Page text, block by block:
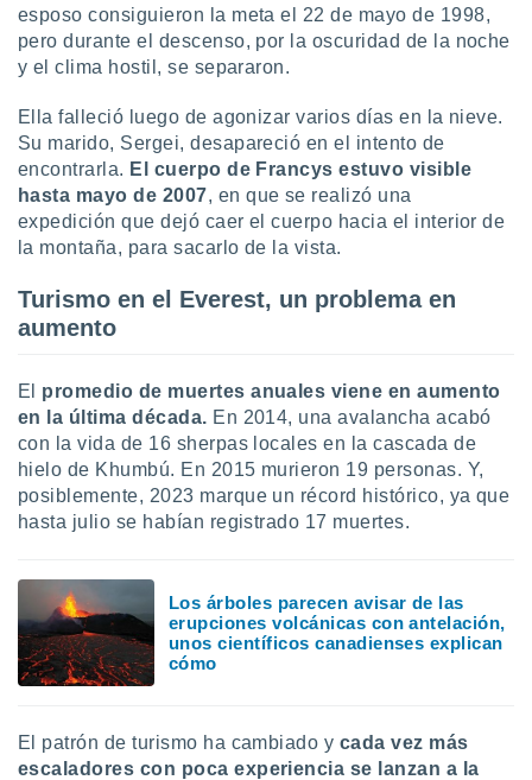
esposo consiguieron la meta el 22 de mayo de 1998,
pero durante el descenso, por la oscuridad de la noche
y el clima hostil, se separaron.
Ella falleció luego de agonizar varios días en la nieve.
Su marido, Sergei, desapareció en el intento de
encontrarla. El cuerpo de Francys estuvo visible
hasta mayo de 2007, en que se realizó una
expedición que dejó caer el cuerpo hacia el interior de
la montaña, para sacarlo de la vista.
Turismo en el Everest, un problema en
aumento
El promedio de muertes anuales viene en aumento
en la última década. En 2014, una avalancha acabó
con la vida de 16 sherpas locales en la cascada de
hielo de Khumbú. En 2015 murieron 19 personas. Y,
posiblemente, 2023 marque un récord histórico, ya que
hasta julio se habían registrado 17 muertes.
Los árboles parecen avisar de las
erupciones volcánicas con antelación,
unos científicos canadienses explican
cómo
El patrón de turismo ha cambiado y cada vez más
escaladores con poca experiencia se lanzan a la